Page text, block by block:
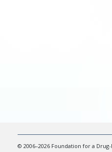
© 2006–2026 Foundation for a